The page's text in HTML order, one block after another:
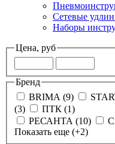
Сетевые
Наборы
Цена, руб
Бренд
BRIMA (9)
(3)
ПТК (1)
РЕСАНТА (10)
Показать еще (+2)